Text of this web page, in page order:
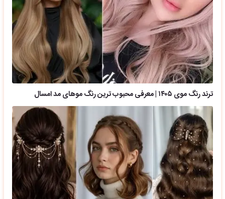
ترند رنگ موی ۱۴۰۵ | معرفی محبوب ترین رنگ موهای مد امسال